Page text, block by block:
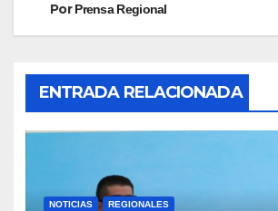
PorPrensa Regional
ENTRADA RELACIONADA
NOTICIAS REGIONALES